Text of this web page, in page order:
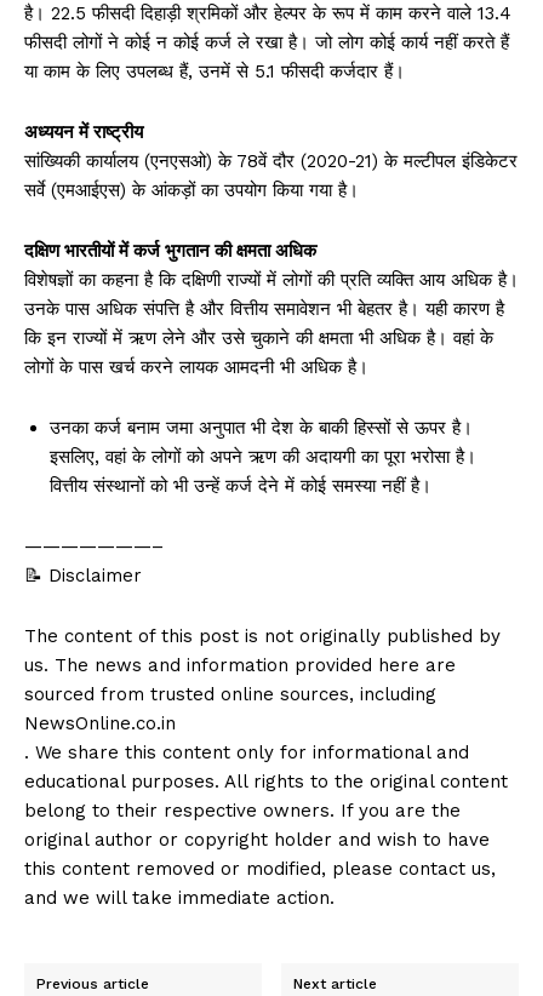
है। 22.5 फीसदी दिहाड़ी श्रमिकों और हेल्पर के रूप में काम करने वाले 13.4
फीसदी लोगों ने कोई न कोई कर्ज ले रखा है। जो लोग कोई कार्य नहीं करते हैं
या काम के लिए उपलब्ध हैं, उनमें से 5.1 फीसदी कर्जदार हैं।
अध्ययन में राष्ट्रीय
सांख्यिकी कार्यालय (एनएसओ) के 78वें दौर (2020-21) के मल्टीपल इंडिकेटर
सर्वे (एमआईएस) के आंकड़ों का उपयोग किया गया है।
दक्षिण भारतीयों में कर्ज भुगतान की क्षमता अधिक
विशेषज्ञों का कहना है कि दक्षिणी राज्यों में लोगों की प्रति व्यक्ति आय अधिक है।
उनके पास अधिक संपत्ति है और वित्तीय समावेशन भी बेहतर है। यही कारण है
कि इन राज्यों में ऋण लेने और उसे चुकाने की क्षमता भी अधिक है। वहां के
लोगों के पास खर्च करने लायक आमदनी भी अधिक है।
उनका कर्ज बनाम जमा अनुपात भी देश के बाकी हिस्सों से ऊपर है।
इसलिए, वहां के लोगों को अपने ऋण की अदायगी का पूरा भरोसा है।
वित्तीय संस्थानों को भी उन्हें कर्ज देने में कोई समस्या नहीं है।
———————–
📝 Disclaimer
The content of this post is not originally published by
us. The news and information provided here are
sourced from trusted online sources, including
NewsOnline.co.in
. We share this content only for informational and
educational purposes. All rights to the original content
belong to their respective owners. If you are the
original author or copyright holder and wish to have
this content removed or modified, please contact us,
and we will take immediate action.
Previous article Next article